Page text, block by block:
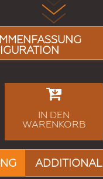
IN DEN
WARENKORB
ADDITIONAL